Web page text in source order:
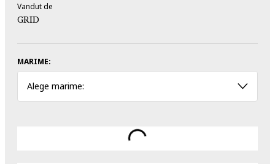
Vandut de
GRID
MARIME:
Alege marime: